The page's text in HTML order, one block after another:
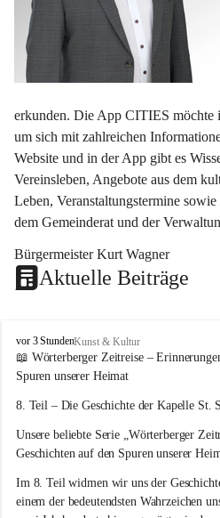
erkunden. Die App CITIES möchte
um sich mit zahlreichen
Website und in der App gibt es
Vereinsleben, Angebote aus dem
Leben, Veranstaltungstermine
dem Gemeinderat und der
Bürgermeister Kurt Wagner
Aktuelle Beiträge
W
ö
r
e
b
e
g
vor 3 StundenKunst & Kultur
📖 Wörterberger Zeitreise –
Spuren unserer Heimat
8. Teil – Die Geschichte der Kapelle St.
Unsere beliebte Serie „Wörterberger
Geschichten auf den Spuren unserer
Im 8. Teil widmen wir uns der
einem der bedeutendsten Wahrzeichen